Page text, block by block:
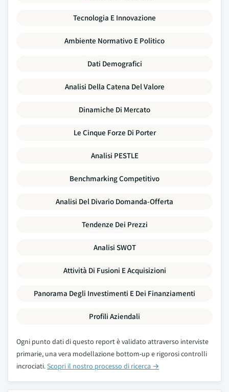
Tecnologia E Innovazione
Ambiente Normativo E Politico
Dati Demografici
Analisi Della Catena Del Valore
Dinamiche Di Mercato
Le Cinque Forze Di Porter
Analisi PESTLE
Benchmarking Competitivo
Analisi Del Divario Domanda-Offerta
Tendenze Dei Prezzi
Analisi SWOT
Attività Di Fusioni E Acquisizioni
Panorama Degli Investimenti E Dei Finanziamenti
Profili Aziendali
Ogni punto dati di questo report è validato attraverso interviste
primarie, una vera modellazione bottom-up e rigorosi controlli
incrociati.Scopri il nostro processo di ricerca →